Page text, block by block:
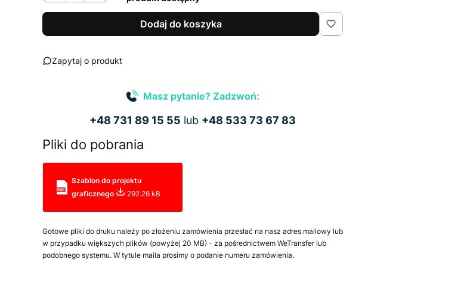
Dodaj do koszyka
Zapytaj o produkt
Masz pytanie? Zadzwoń:
+48 731 89 15 55 lub +48 533 73 67 83
Pliki do pobrania
Szablon do projektu
graficznego
292.26 kB
Gotowe pliki do druku należy po złożeniu zamówienia przesłać na nasz adres mailowy lub
w przypadku większych plików (powyżej 20 MB) - za pośrednictwem WeTransfer lub
podobnego systemu. W tytule maila prosimy o podanie numeru zamówienia.